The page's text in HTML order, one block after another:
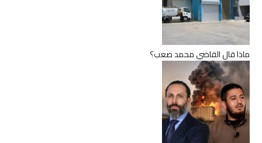
ماذا قال القاضي محمد صعب؟